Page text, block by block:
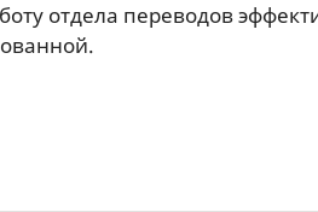
отдела переводов